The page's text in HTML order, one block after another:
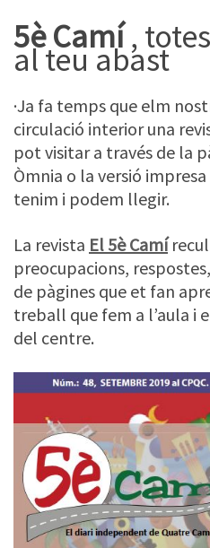
5è Camí,
al teu abast
·Ja fa temps que elm
circulació interior una
pot visitar a través de la
Òmnia o la versió
tenim i podem llegir.
La revista El 5è Camí
preocupacions,
de pàgines que et fan
treball que fem a l’aula i
del centre.